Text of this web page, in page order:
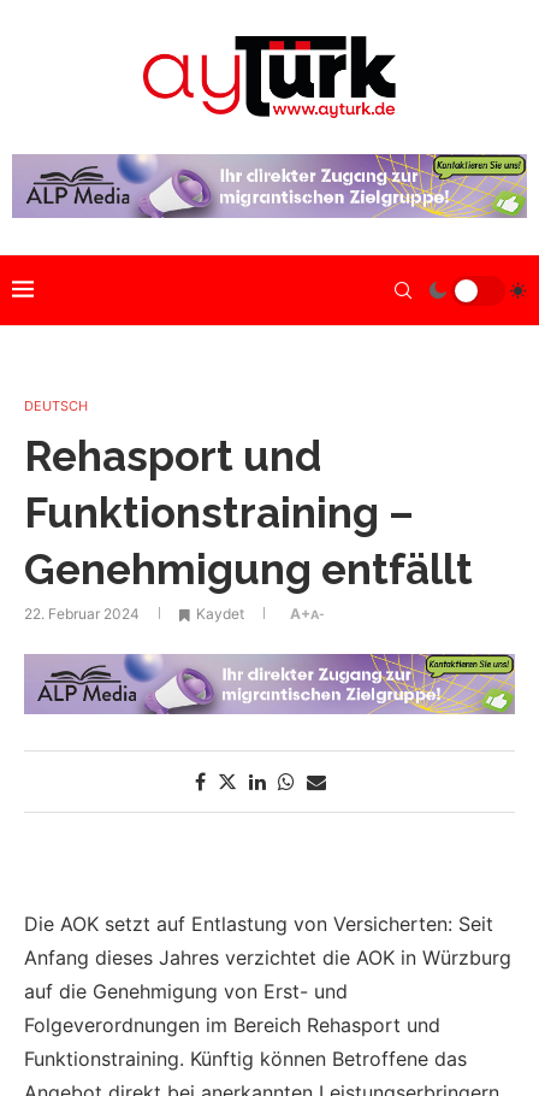
DEUTSCH
Rehasport und
Funktionstraining –
Genehmigung entfällt
22. Februar 2024 Kaydet A+A-
Die AOK setzt auf Entlastung von Versicherten: Seit
Anfang dieses Jahres verzichtet die AOK in Würzburg
auf die Genehmigung von Erst- und
Folgeverordnungen im Bereich Rehasport und
Funktionstraining. Künftig können Betroffene das